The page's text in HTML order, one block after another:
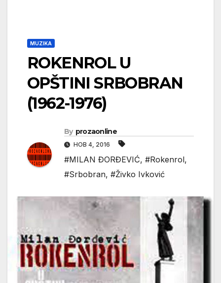
MUZIKA
ROKENROL U
OPŠTINI SRBOBRAN
(1962-1976)
By prozaonline
НОВ 4, 2016
#MILAN ĐORĐEVIĆ, #Rokenrol,
#Srbobran, #Živko Ivković